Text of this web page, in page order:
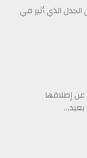
الذي أثير في
إطلاقها